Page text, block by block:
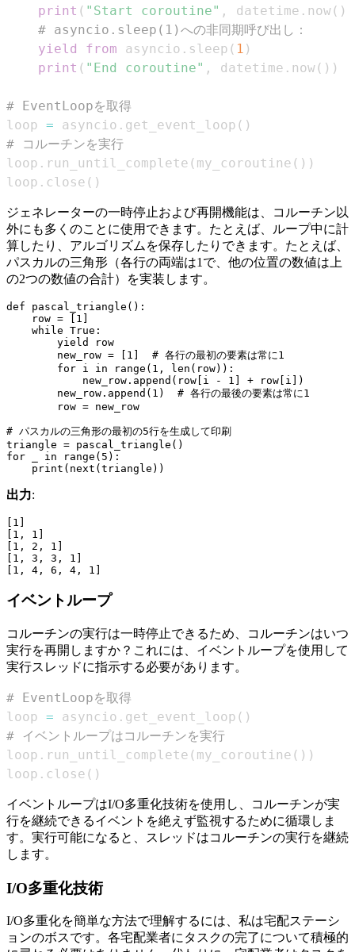
print ( "Start coroutine" , datetime . now( )
# asyncio.sleep(1)への非同期呼び出し：
yield
from asyncio . sleep ( 1 )
print ( "End coroutine" , datetime . now( ) )
# EventLoopを取得
loop = asyncio . get_event_loop ( )
# コルーチンを実行
loop . run_until_complete ( my_coroutine ( ) )
loop . close ( )
ジェネレーターの一時停止および再開機能は、コルーチン以
外にも多くのことに使用できます。たとえば、ループ中に計
算したり、アルゴリズムを保存したりできます。たとえば、
パスカルの三角形（各行の両端は1で、他の位置の数値は上
の2つの数値の合計）を実装します。
def pascal_triangle():
    row = [1]
    while True:
        yield row
        new_row = [1]  # 各行の最初の要素は常に1
        for i in range(1, len(row)):
            new_row.append(row[i - 1] + row[i])
        new_row.append(1)  # 各行の最後の要素は常に1
        row = new_row
# パスカルの三角形の最初の5行を生成して印刷
triangle = pascal_triangle()
for _ in range(5):
出力:
[1]
[1, 1]
[1, 2, 1]
[1, 3, 3, 1]
イベントループ
コルーチンの実行は一時停止できるため、コルーチンはいつ
実行を再開しますか？これには、イベントループを使用して
実行スレッドに指示する必要があります。
# EventLoopを取得
loop = asyncio . get_event_loop ( )
# イベントループはコルーチンを実行
loop . run_until_complete ( my_coroutine ( ) )
loop . close ( )
イベントループはI/O多重化技術を使用し、コルーチンが実
行を継続できるイベントを絶えず監視するために循環しま
す。実行可能になると、スレッドはコルーチンの実行を継続
します。
I/O多重化技術
I/O多重化を簡単な方法で理解するには、私は宅配ステーシ
ョンのボスです。各宅配業者にタスクの完了について積極的